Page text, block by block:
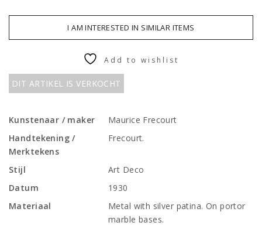
I AM INTERESTED IN SIMILAR ITEMS
DIT ARTIKEL IS VERKOCHT
Add to wishlist
Kunstenaar / maker
Maurice Frecourt
Handtekening /
Merktekens
Frecourt.
Stijl
Art Deco
Datum
1930
Materiaal
Metal with silver patina. On portor
marble bases.